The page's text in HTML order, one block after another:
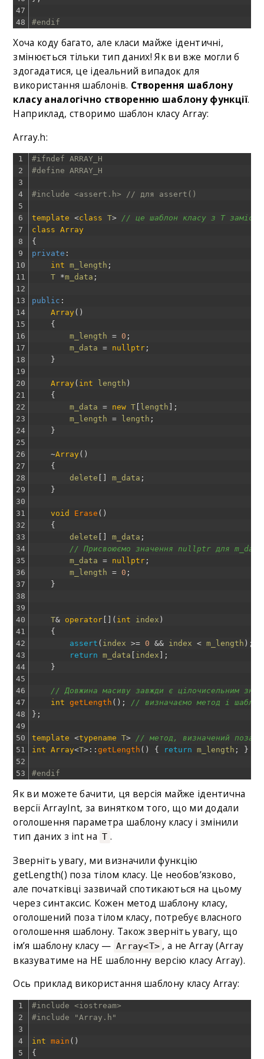
47
48
#endif
Хоча коду багато, але класи майже ідентичні,
змінюється тільки тип даних! Як ви вже могли б
здогадатися, це ідеальний випадок для
використання шаблонів. Створення шаблону
класу аналогічно створенню шаблону функції.
Наприклад, створимо шаблон класу Array:
Array.h:
1
2
3
4
5
6
7
8
9
10
11
12
13
14
15
16
17
18
19
20
21
22
23
24
25
26
27
28
29
30
31
32
33
34
35
36
37
38
39
40
41
42
43
44
45
46
47
48
49
50
51
52
53
#ifndef ARRAY_H
#define ARRAY_H
#include <assert.h> // для assert()
template <class T> // це шаблон класу з T замість
class
Array
{
private :
int
m_length ;
T *m_data ;
public :
Array( )
{
m_length
= 0 ;
m_data
= nullptr ;
}
Array( int length )
{
m_data
= new T length
;
m_length
= length ;
}
~Array( )
{
delete
m_data ;
}
void Erase ( )
{
delete
m_data ;
// Присвоюємо значення nullptr для
m_data
= nullptr ;
m_length
= 0 ;
}
T& operator ( int index )
{
assert ( index >= 0 && index < m_length ) ;
return
m_data index
;
}
// Довжина масиву завжди є цілочисельним
int
getLength ( ) ;
// визначаємо метод і
} ;
template <typename T> // метод, визначений поза
int
Array<T> ::getLength ( ) { return m_length ; }
#endif
Як ви можете бачити, ця версія майже ідентична
версії ArrayInt, за винятком того, що ми додали
оголошення параметра шаблону класу і змінили
тип даних з int на T .
Зверніть увагу, ми визначили функцію
getLength() поза тілом класу. Це необов’язково,
але початківці зазвичай спотикаються на цьому
через синтаксис. Кожен метод шаблону класу,
оголошений поза тілом класу, потребує власного
оголошення шаблону. Також зверніть увагу, що
ім’я шаблону класу — Array<T> , а не Array (Array
вказуватиме на НЕ шаблонну версію класу Array).
Ось приклад використання шаблону класу Array:
1
2
3
4
5
#include <iostream>
#include "Array.h"
int main ( )
{